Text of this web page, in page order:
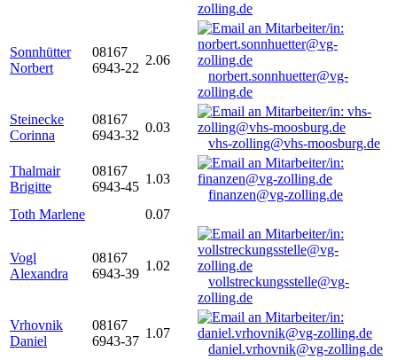
zolling.de
Sonnhütter
Norbert
08167
6943-22
2.06
norbert.sonnhuetter@vg-
zolling.de
Steinecke
Corinna
08167
6943-32
0.03
vhs-zolling@vhs-moosburg.de
Thalmair
Brigitte
08167
6943-45
1.03
finanzen@vg-zolling.de
Toth Marlene
0.07
Vogl
Alexandra
08167
6943-39
1.02
vollstreckungsstelle@vg-
zolling.de
Vrhovnik
Daniel
08167
6943-37
1.07
daniel.vrhovnik@vg-zolling.de